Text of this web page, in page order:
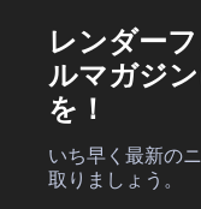
レンダー
ルマガジ
を！
いち早く最新の
取りましょう。